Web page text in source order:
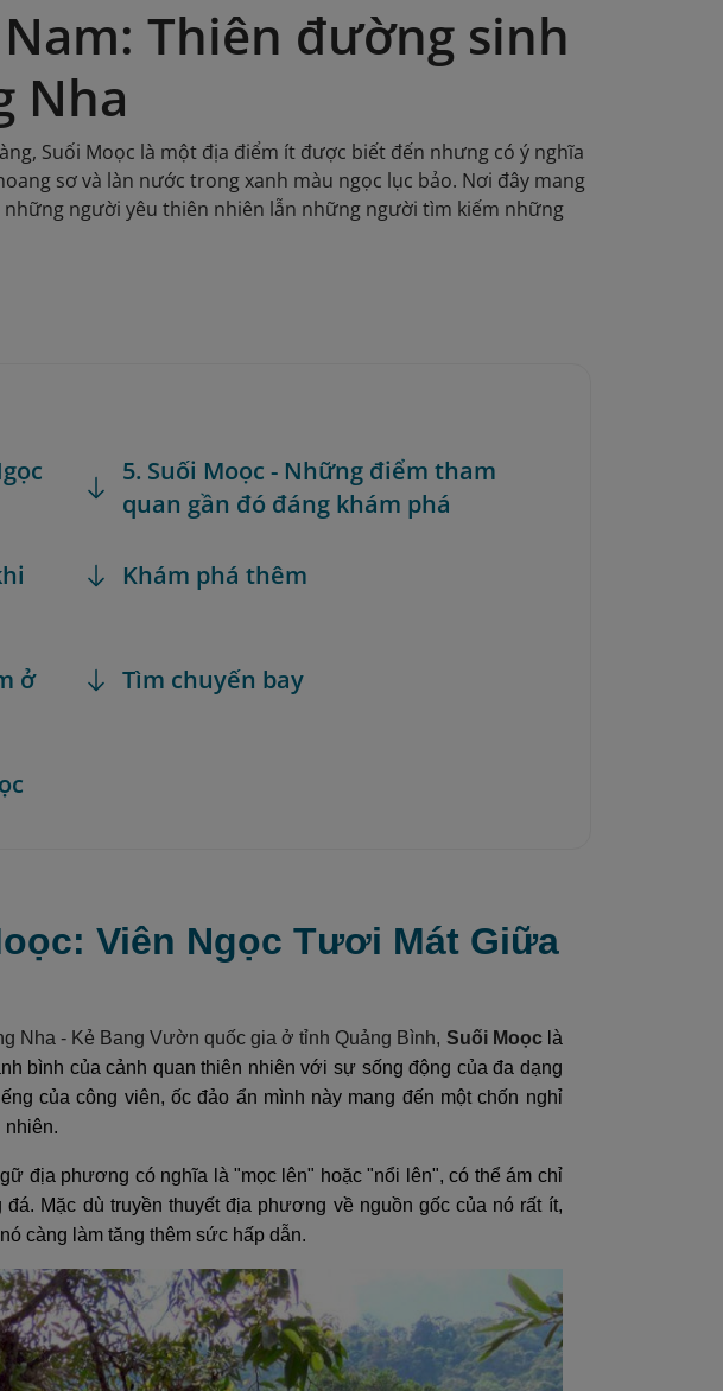
Thiên đường sinh
Nha
Suối Moọc là một địa điểm ít được biết đến nhưng có ý nghĩa
sơ và làn nước trong xanh màu ngọc lục bảo. Nơi đây mang
người yêu thiên nhiên lẫn những người tìm kiếm những
ở
5. Suối Moọc - Những điểm tham
quan gần đó đáng khám phá
Khám phá thêm
Tìm chuyến bay
Viên Ngọc Tươi Mát Giữa
Nha - Kẻ Bang Vườn quốc gia ở tỉnh Quảng Bình, Suối Moọc là
bình của cảnh quan thiên nhiên với sự sống động của đa dạng
của công viên, ốc đảo ẩn mình này mang đến một chốn nghỉ
nhiên.
địa phương có nghĩa là "mọc lên" hoặc "nổi lên", có thể ám chỉ
Mặc dù truyền thuyết địa phương về nguồn gốc của nó rất ít,
càng làm tăng thêm sức hấp dẫn.